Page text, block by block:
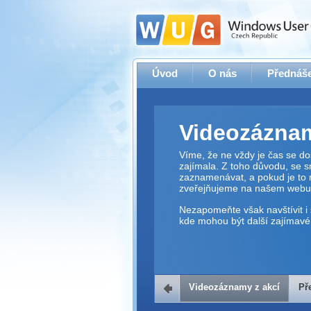
Úvod O nás
Víme, že ne vždy je čas se
zajímala. Z toho důvodu, se
zaznamenávat, a pokud je to
zveřejňujeme na našem webu.
Nezapomeňte však navštívit i
kde mohou být další zajímavé
Přehrávač
Videozáznamy z akcí